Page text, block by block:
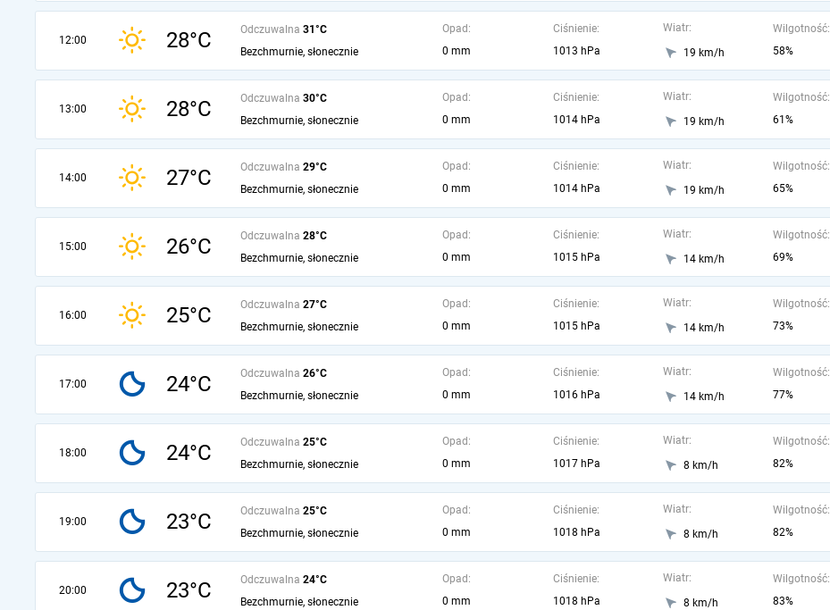
12:00 28°C Odczuwalna 31°C
Bezchmurnie, słonecznie
Opad:
0 mm
Ciśnienie:
1013 hPa
Wiatr:
19 km/h
Wilgotność:
58%
13:00 28°C Odczuwalna 30°C
Bezchmurnie, słonecznie
Opad:
0 mm
Ciśnienie:
1014 hPa
Wiatr:
19 km/h
Wilgotność:
61%
14:00 27°C Odczuwalna 29°C
Bezchmurnie, słonecznie
Opad:
0 mm
Ciśnienie:
1014 hPa
Wiatr:
19 km/h
Wilgotność:
65%
15:00 26°C Odczuwalna 28°C
Bezchmurnie, słonecznie
Opad:
0 mm
Ciśnienie:
1015 hPa
Wiatr:
14 km/h
Wilgotność:
69%
16:00 25°C Odczuwalna 27°C
Bezchmurnie, słonecznie
Opad:
0 mm
Ciśnienie:
1015 hPa
Wiatr:
14 km/h
Wilgotność:
73%
17:00 24°C Odczuwalna 26°C
Bezchmurnie, słonecznie
Opad:
0 mm
Ciśnienie:
1016 hPa
Wiatr:
14 km/h
Wilgotność:
77%
18:00 24°C Odczuwalna 25°C
Bezchmurnie, słonecznie
Opad:
0 mm
Ciśnienie:
1017 hPa
Wiatr:
8 km/h
Wilgotność:
82%
19:00 23°C Odczuwalna 25°C
Bezchmurnie, słonecznie
Opad:
0 mm
Ciśnienie:
1018 hPa
Wiatr:
8 km/h
Wilgotność:
82%
20:00 23°C Odczuwalna 24°C
Bezchmurnie, słonecznie
Opad:
0 mm
Ciśnienie:
1018 hPa
Wiatr:
8 km/h
Wilgotność:
83%